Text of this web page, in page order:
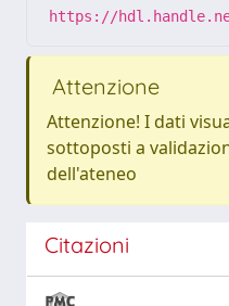
https://
Attenzione
Attenzione! I dati
sottoposti a
dell'ateneo
Citazioni